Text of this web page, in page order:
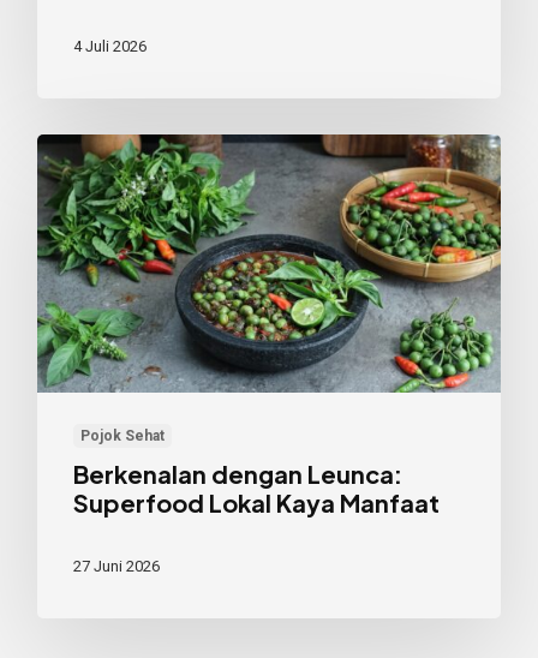
4 Juli 2026
Pojok Sehat
Berkenalan
dengan
Leunca:
Superfood
Lokal
Kaya
Manfaat
Berkenalan dengan Leunca:
Superfood Lokal Kaya Manfaat
27 Juni 2026